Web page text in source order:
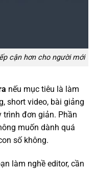
cận hơn cho người mới
nếu mục tiêu là làm
short video, bài giảng
trình đơn giản. Phần
muốn dành quá
số không.
làm nghề editor, cần